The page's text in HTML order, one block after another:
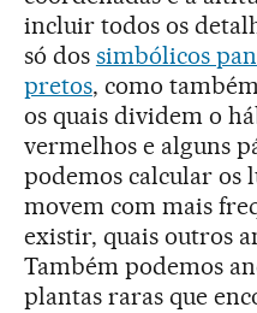
incluir todos os
só dos simbólicos
pretos, como
os quais dividem o
vermelhos e alguns
podemos calcular os
movem com mais
existir, quais outros
Também podemos
plantas raras que